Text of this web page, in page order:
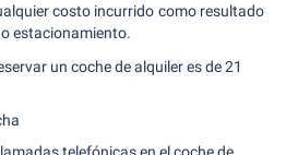
costo incurrido como resultado
estacionamiento.
un coche de alquiler es de 21